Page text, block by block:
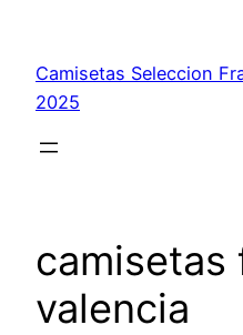
contenido
Camisetas Seleccion
2025
camisetas
valencia